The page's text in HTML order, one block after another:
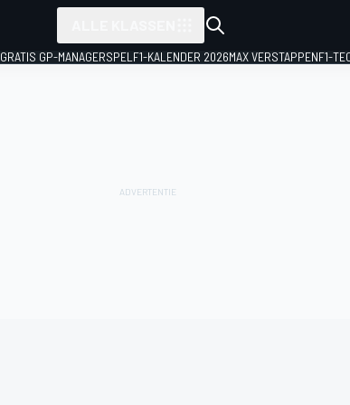
GRATIS GP-MANAGERSPEL F1-KALENDER 2026MAX VERSTAPPENF1-